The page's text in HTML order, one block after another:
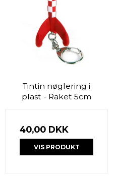
Tintin nøglering i
plast - Raket 5cm
40,00 DKK
VIS PRODUKT